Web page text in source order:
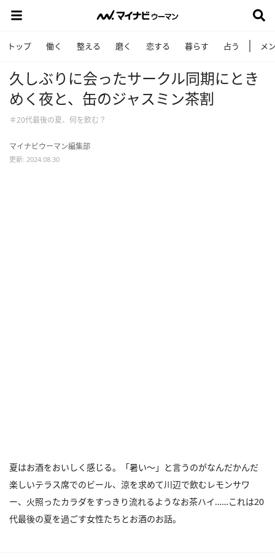
トップ 働く 整える 磨く 恋する 暮らす 占う メ
久しぶりに会ったサークル同期にとき
めく夜と、缶のジャスミン茶割
＃20代最後の夏、何を飲む？
マイナビウーマン編集部
更新: 2024.08.30
夏はお酒をおいしく感じる。「暑い～」と言うのがなんだかんだ
楽しいテラス席でのビール、涼を求めて川辺で飲むレモンサワ
ー、火照ったカラダをすっきり流れるようなお茶ハイ……これは20
代最後の夏を過ごす女性たちとお酒のお話。